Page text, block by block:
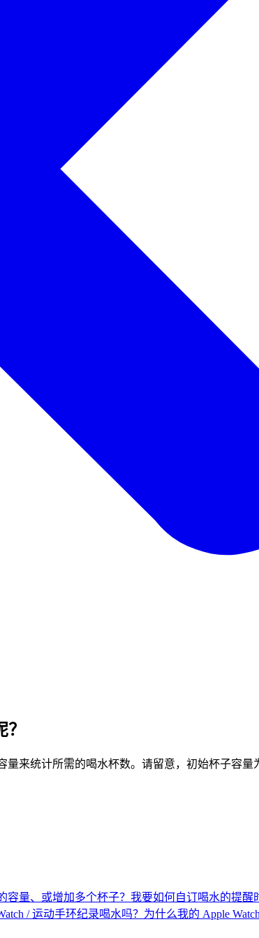
来统计所需的喝水杯数。请留意，初始杯子容
容量、或增加多个杯子？ 我要如何自订喝水的提醒
/ 运动手环纪录喝水吗？ 为什么我的 Apple